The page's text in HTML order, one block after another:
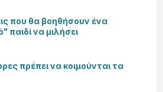
που θα βοηθήσουν ένα
παιδί να μιλήσει
πρέπει να κοιμούνται τα